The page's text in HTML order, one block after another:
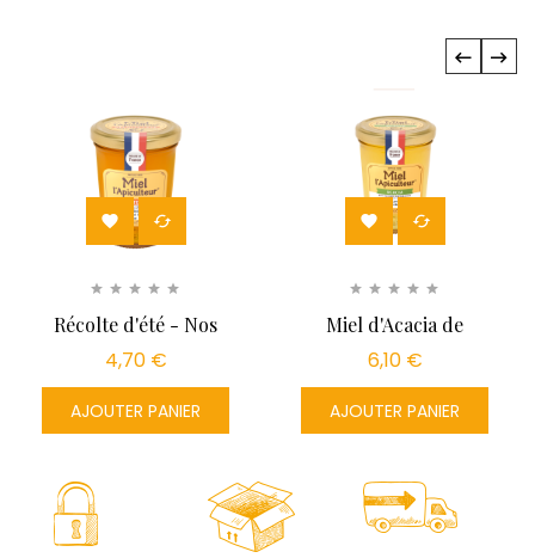
 
Récolte d'été - Nos
Ruchers...
4,70 €
AJOUTER PANIER
 
Miel d'Acacia de
France -...
6,10 €
AJOUTER PANIER